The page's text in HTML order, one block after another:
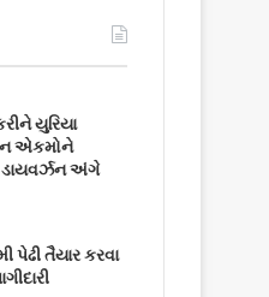
યુરિયા
એકમોને
ડાયવર્ઝન અંગે
પેઢી તૈયાર કરવા